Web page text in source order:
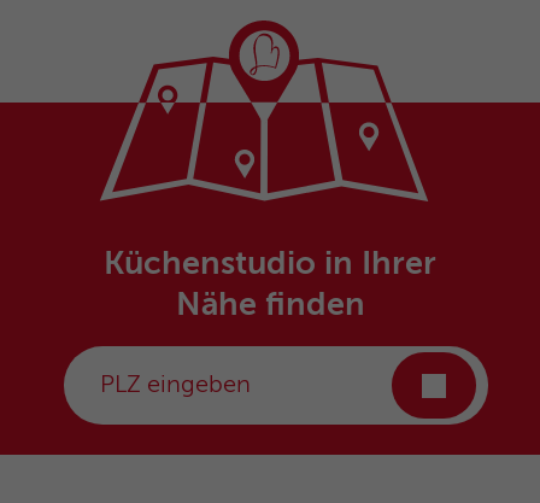
Küchenstudio in Ihrer
Nähe finden